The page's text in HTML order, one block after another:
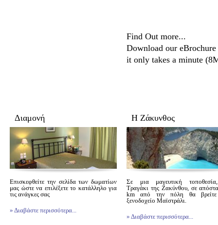
Find Out more...
Download our
it only takes a minute
Διαμονή
Επισκεφθείτε την σελίδα των δωματίων
μας ώστε να επιλέξετε το κατάλληλο για
τις ανάγκες σας
» Διαβάστε περισσότερα...
Η Ζάκυνθος
Σε μια μαγευτική
Τραγάκι της Ζακύνθου, σε
km από την πόλη θα
ξενοδοχείο Μαϊστράλι.
» Διαβάστε περισσότερα...